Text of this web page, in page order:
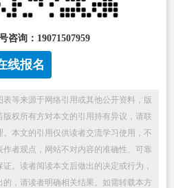
咨询：19071507959
线报名
等来源于网络引用或其他公开资料，版
权所有方对本文的引用持有异议，请联
本文的引用仅供读者交流学习使用，不
者观点，网站不对内容的准确性、可靠
。读者阅读本文后做出的决定或行为，
，请读者明确相关结果。如需转载本方